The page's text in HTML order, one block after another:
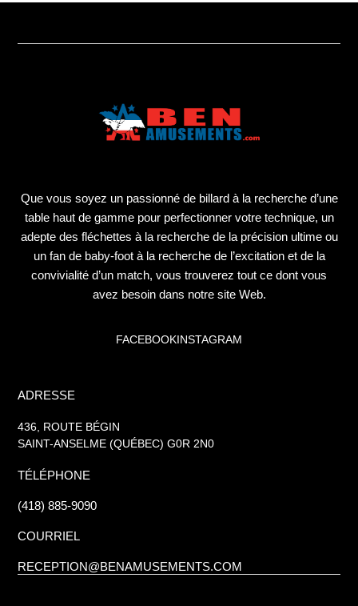
Que vous soyez un passionné de billard à la recherche d’une
table haut de gamme pour perfectionner votre technique, un
adepte des fléchettes à la recherche de la précision ultime ou
un fan de baby-foot à la recherche de l’excitation et de la
convivialité d’un match, vous trouverez tout ce dont vous
avez besoin dans notre site Web.
FACEBOOKINSTAGRAM
ADRESSE
436, ROUTE BÉGIN
SAINT-ANSELME (QUÉBEC) G0R 2N0
TÉLÉPHONE
(418) 885-9090
COURRIEL
RECEPTION@BENAMUSEMENTS.COM